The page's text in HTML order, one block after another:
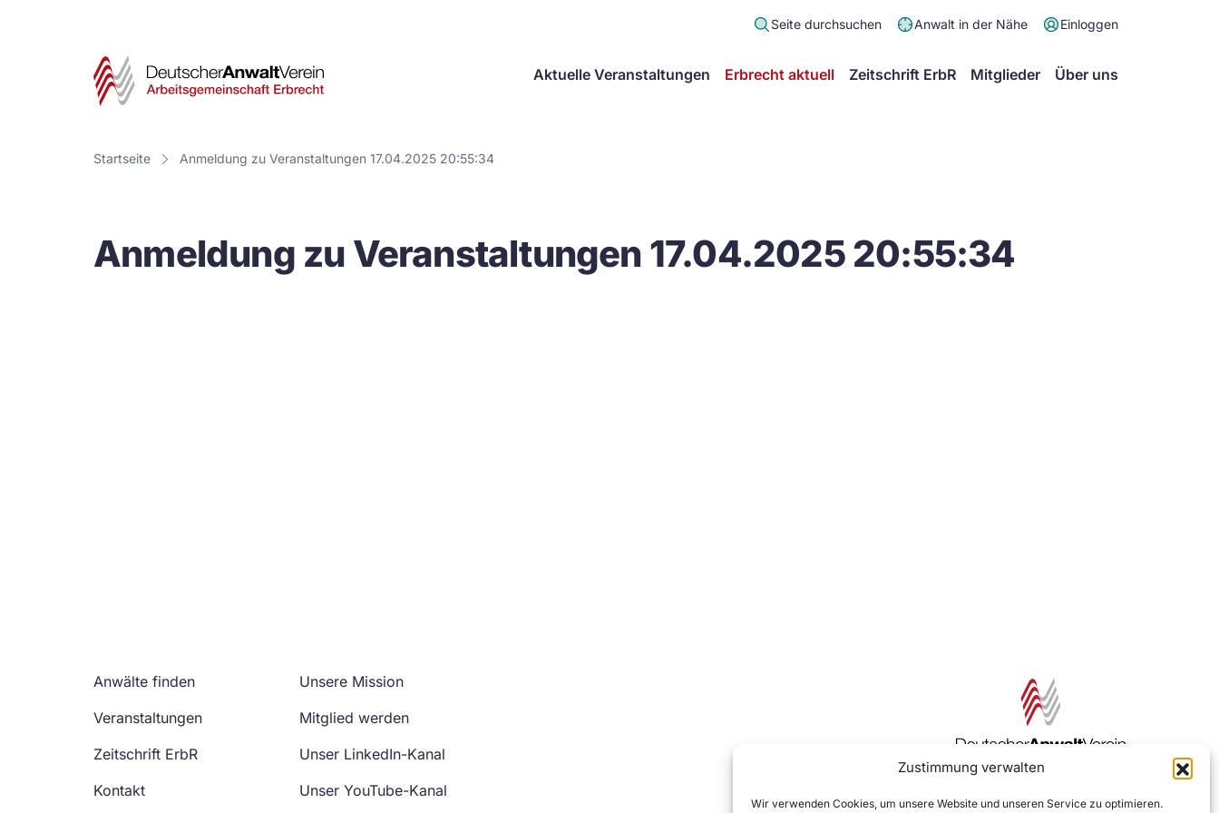
Zustimmung verwalten
Wir verwenden Cookies, um unsere Website und unseren Service zu optimieren.
Seite durchsuchen Anwalt in der Nähe Einloggen
Deutscher
Verein
Arbeitsgemeinschaft
Aktuelle Veranstaltungen Erbrecht aktuell Zeitschrift ErbR Mitglieder Über uns
Startseite Anmeldung zu Veranstaltungen 17.04.2025 20:55:34
Anmeldung zu Veranstaltungen 17.04.2025 20:55:34
Anwälte finden
Veranstaltungen
Zeitschrift ErbR
Kontakt
Unsere Mission
Mitglied werden
Unser LinkedIn-Kanal
Unser YouTube-Kanal
Zur DAV Webseite